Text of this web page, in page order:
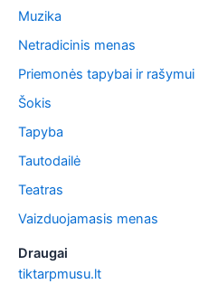
Muzika
Netradicinis menas
Priemonės tapybai ir rašymui
Šokis
Tapyba
Tautodailė
Teatras
Vaizduojamasis menas
Draugai
tiktarpmusu.lt